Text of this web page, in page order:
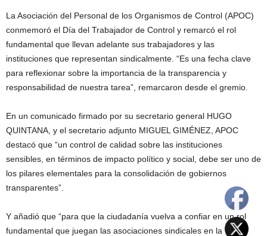
La Asociación del Personal de los Organismos de Control (APOC)
conmemoró el Día del Trabajador de Control y remarcó el rol
fundamental que llevan adelante sus trabajadores y las
instituciones que representan sindicalmente. “Es una fecha clave
para reflexionar sobre la importancia de la transparencia y
responsabilidad de nuestra tarea”, remarcaron desde el gremio.
En un comunicado firmado por su secretario general HUGO
QUINTANA, y el secretario adjunto MIGUEL GIMÉNEZ, APOC
destacó que “un control de calidad sobre las instituciones
sensibles, en términos de impacto político y social, debe ser uno de
los pilares elementales para la consolidación de gobiernos
transparentes”.
Y añadió que “para que la ciudadanía vuelva a confiar en un rol
fundamental que juegan las asociaciones sindicales en la